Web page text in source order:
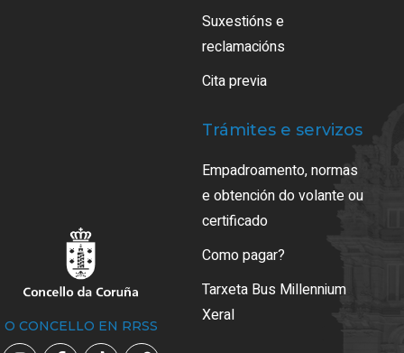
O CONCELLO EN RRSS
Suxestións e
reclamacións
Cita previa
Trámites e servizos
Empadroamento, normas
e obtención do volante ou
certificado
Como pagar?
Tarxeta Bus Millennium
Xeral